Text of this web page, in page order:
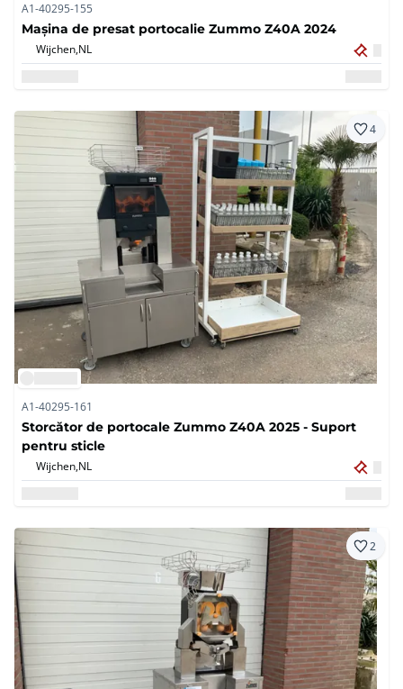
A1-40295-155
Mașina de presat portocalie Zummo Z40A 2024
Wijchen,NL
4
A1-40295-161
Storcător de portocale Zummo Z40A 2025 - Suport
pentru sticle
Wijchen,NL
2